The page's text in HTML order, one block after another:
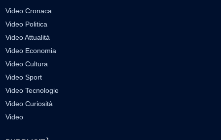
Video Cronaca
Video Politica
Video Attualità
Video Economia
Video Cultura
Video Sport
Video Tecnologie
Video Curiosità
Video